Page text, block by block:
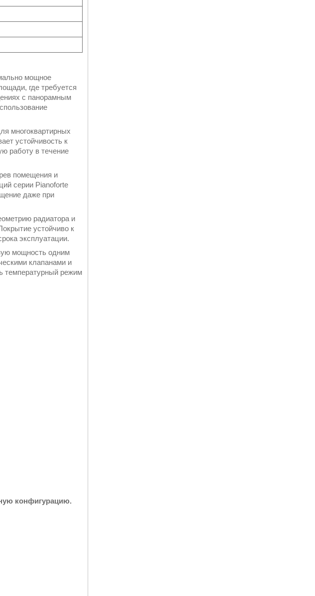
мощное
где требуется
с панорамным
многоквартирных
устойчивость к
работу в течение
помещения и
серии Pianoforte
даже при
радиатора и
устойчиво к
эксплуатации.
мощность одним
клапанами и
температурный режим
конфигурацию.